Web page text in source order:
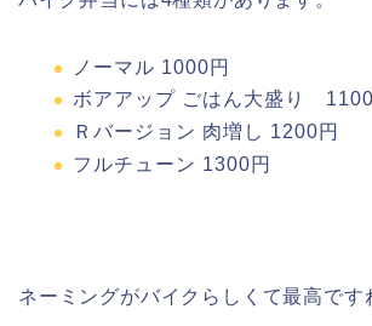
ノーマル 1000円
ボアアップ ごはん大盛り
Ｒバージョン 肉増し 1200円
フルチューン 1300円
ネーミングがバイクらしくて最高です